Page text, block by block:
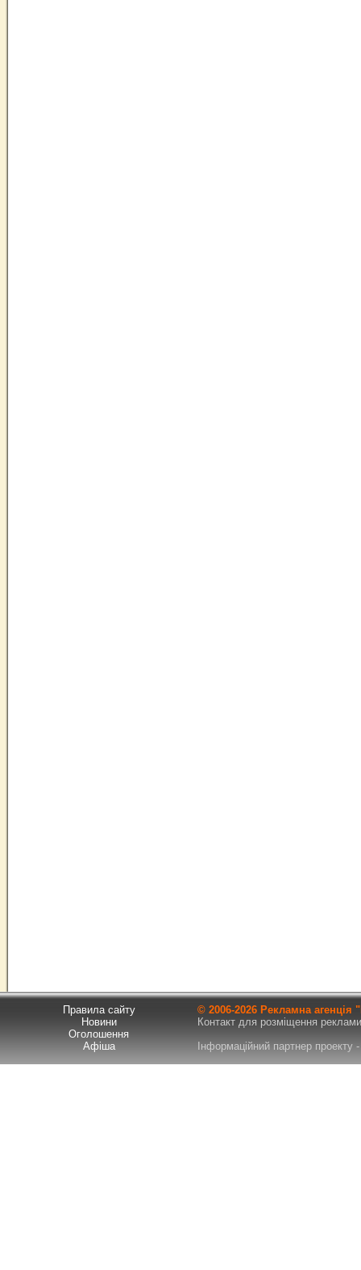
Правила сайту
Новини
Оголошення
Афіша
© 2006-2026 Рекламна
Контакт для розміщення
Інформаційний партнер проекту